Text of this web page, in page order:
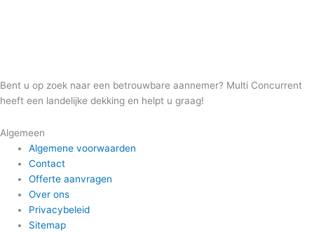
Bent u op zoek naar een betrouwbare aannemer? Multi Concurrent
heeft een landelijke dekking en helpt u graag!
Algemeen
Algemene voorwaarden
Contact
Offerte aanvragen
Over ons
Privacybeleid
Sitemap